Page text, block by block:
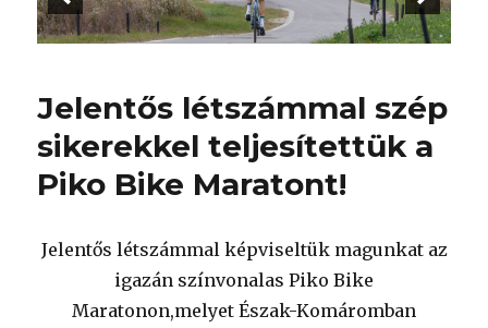
Jelentős létszámmal szép
sikerekkel teljesítettük a
Piko Bike Maratont!
Jelentős létszámmal képviseltük magunkat az
igazán színvonalas Piko Bike
Maratonon,melyet Észak-Komáromban